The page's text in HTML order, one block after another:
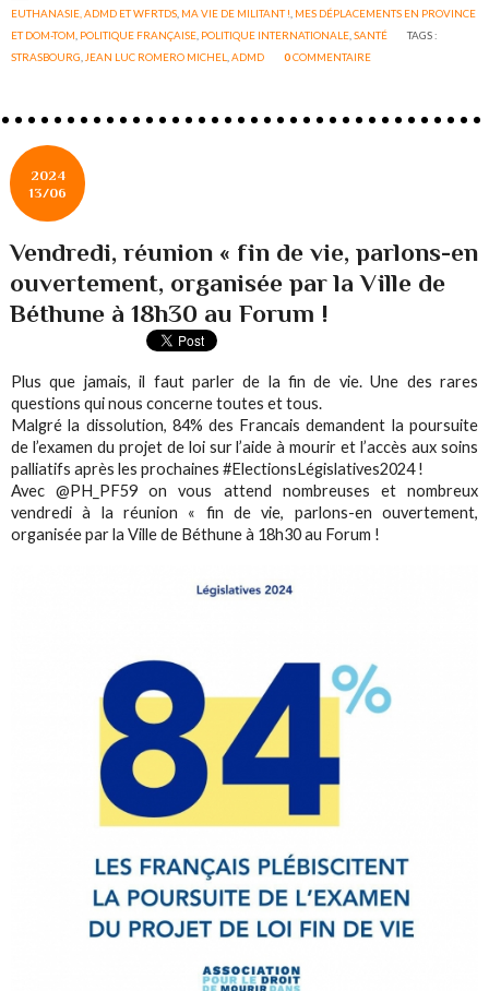
EUTHANASIE, ADMD ET WFRTDS, MA VIE DE MILITANT !, MES DÉPLACEMENTS EN PROVINCE
ET DOM-TOM, POLITIQUE FRANÇAISE, POLITIQUE INTERNATIONALE,SANTÉ
TAGS :
STRASBOURG,JEAN LUC ROMERO MICHEL,ADMD 0COMMENTAIRE
2024
13/06
Vendredi, réunion « fin de vie, parlons-en
ouvertement, organisée par la Ville de
Béthune à 18h30 au Forum !
Plus que jamais, il faut parler de la fin de vie. Une des rares
questions qui nous concerne toutes et tous.
Malgré la dissolution, 84% des Francais demandent la poursuite
de l’examen du projet de loi sur l’aide à mourir et l’accès aux soins
palliatifs après les prochaines #ElectionsLégislatives2024 !
Avec @PH_PF59 on vous attend nombreuses et nombreux
vendredi à la réunion « fin de vie, parlons-en ouvertement,
organisée par la Ville de Béthune à 18h30 au Forum !